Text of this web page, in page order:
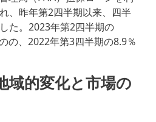
、昨年第2四半期以来、四半
た。2023年第2四半期の
の、2022年第3四半期の8.9％
域的変化と市場の